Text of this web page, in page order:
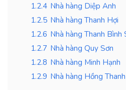
1.2.4 Nhà hàng Diệp Anh
1.2.5 Nhà hàng Thanh Hợi
1.2.6 Nhà hàng Thanh Bình
1.2.7 Nhà hàng Quy Sơn
1.2.8 Nhà hàng Minh Hạnh
1.2.9 Nhà hàng Hồng